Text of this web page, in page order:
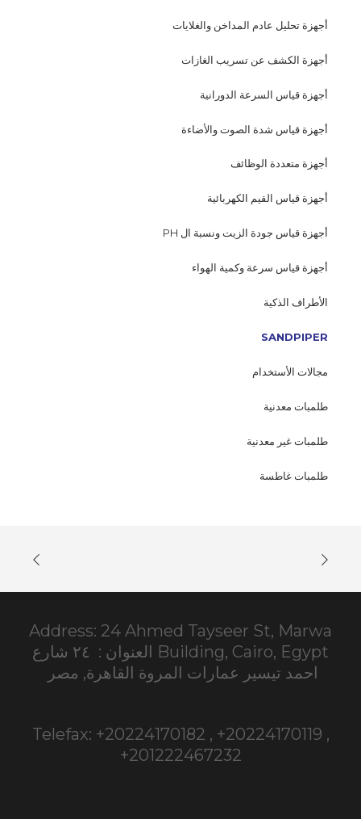
أجهزة تحليل عادم المداخن والغلايات
أجهزة الكشف عن تسريب الغازات
أجهزة قياس السرعة الدورانية
أجهزة قياس شدة الصوت والأضاءة
أجهزة متعددة الوظائف
أجهزة قياس القيم الكهربائية
أجهزة قياس جودة الزيت ونسبة ال PH
أجهزة قياس سرعة وكمية الهواء
الأطراف الذكية
SANDPIPER
مجالات الأستخدام
طلمبات معدنية
طلمبات غير معدنية
طلمبات غاطسة
Address: 24 Ahmed Tayseer St, Marwa
Building, Cairo, Egypt العنوان : ٢٤ شارع
احمد تيسير عمارات المروة القاهرة, مصر
Telefax: +20224170182 , +20224170119 ,
+201222467232